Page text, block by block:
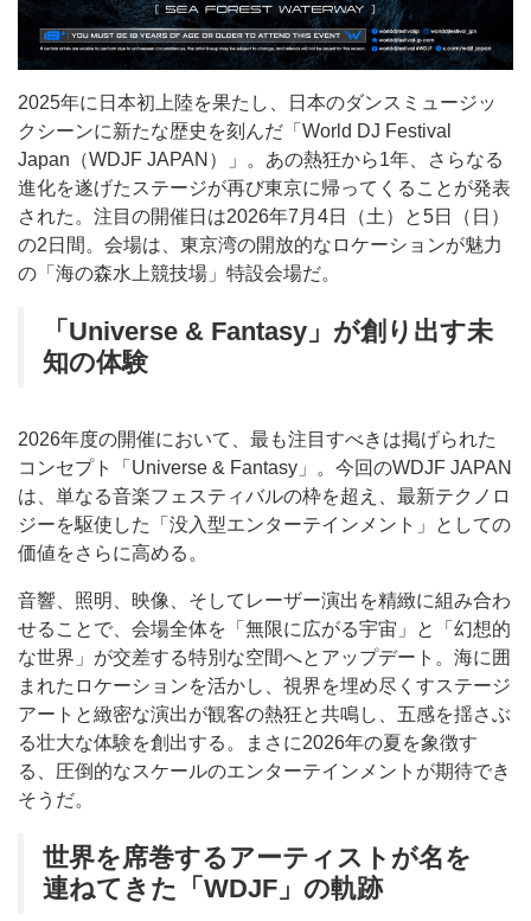
2025年に日本初上陸を果たし、日本のダンスミュージッ
クシーンに新たな歴史を刻んだ「World DJ Festival
Japan（WDJF JAPAN）」。あの熱狂から1年、さらなる
進化を遂げたステージが再び東京に帰ってくることが発表
された。注目の開催日は2026年7月4日（土）と5日（日）
の2日間。会場は、東京湾の開放的なロケーションが魅力
の「海の森水上競技場」特設会場だ。
「Universe & Fantasy」が創り出す未
知の体験
2026年度の開催において、最も注目すべきは掲げられた
コンセプト「Universe & Fantasy」。今回のWDJF JAPAN
は、単なる音楽フェスティバルの枠を超え、最新テクノロ
ジーを駆使した「没入型エンターテインメント」としての
価値をさらに高める。
音響、照明、映像、そしてレーザー演出を精緻に組み合わ
せることで、会場全体を「無限に広がる宇宙」と「幻想的
な世界」が交差する特別な空間へとアップデート。海に囲
まれたロケーションを活かし、視界を埋め尽くすステージ
アートと緻密な演出が観客の熱狂と共鳴し、五感を揺さぶ
る壮大な体験を創出する。まさに2026年の夏を象徴す
る、圧倒的なスケールのエンターテインメントが期待でき
そうだ。
世界を席巻するアーティストが名を
連ねてきた「WDJF」の軌跡